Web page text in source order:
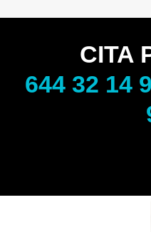
CITA
644 32 14